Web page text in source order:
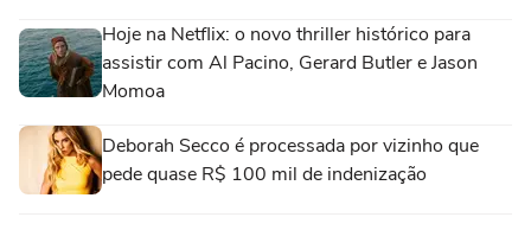
Hoje na Netflix: o novo thriller histórico para
assistir com Al Pacino, Gerard Butler e Jason
Momoa
Deborah Secco é processada por vizinho que
pede quase R$ 100 mil de indenização